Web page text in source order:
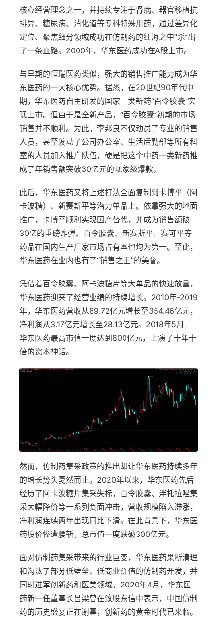
核心经营理念之一，并持续专注于肾病、器官移植抗
排异、糖尿病、消化道等专科特殊用药，通过差异化
定位、聚焦细分领域成功在仿制药的红海之中“杀”出
了一条血路。2000年，华东医药成功在A股上市。
与早期的恒瑞医药类似，强大的销售推广能力成为华
东医药的一大核心优势。据悉，在20世纪90年代中
期，华东医药自主研发的国家一类新药“百令胶囊”实
现上市。但由于是全新产品，“百令胶囊”初期的市场
销售并不顺利。为此，李邦良不仅动员了专业的销售
人员，甚至发动了公司办公室、生活后勤部等所有科
室的人员加入推广队伍，硬是把这个中药一类新药推
成了年销售额突破30亿元的现象级爆款。
此后，华东医药又将上述打法全面复制到卡博平（阿
卡波糖）、新赛斯平等潜力单品上。依靠强大的地面
推广，卡博平顺利实现国产替代，并成为销售额破
30亿的重磅炸弹。百令胶囊、新赛斯平、赛可平等
药品在国内生产厂家市场占有率也均为第一。至此，
华东医药在业内也有了“销售之王”的美誉。
凭借着百令胶囊、阿卡波糖片等大单品的快速放量，
华东医药迎来了经营业绩的持续增长。2010年-2019
年，华东医药营收从89.72亿元增长至354.46亿元，
净利润从3.17亿元增长至28.13亿元。2018年5月，
华东医药最高市值一度达到800亿元，上演了十年十
倍的资本神话。
然而，仿制药集采政策的推出却让华东医药持续多年
的增长势头戛然而止。2020年以来，华东医药先后
经历了阿卡波糖片集采失标，百令胶囊、泮托拉唑集
采大幅降价等一系列负面冲击，营收规模陷入滞涨，
净利润连续两年出现同比下滑。在此背景下，华东医
药股价惨遭腰斩，总市值一度跌破300亿元。
面对仿制药集采带来的行业巨变，华东医药果断清理
和淘汰了部分低壁垒、低商业价值的仿制药开发，并
同时进军创新药和医美领域。2020年4月，华东医
药新一任董事长吕梁曾在致股东信中表示，中国仿制
药的历史盛宴正在谢幕，创新药的黄金时代已来临。